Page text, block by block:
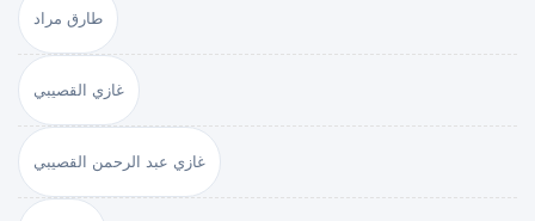
طارق مراد
غازي القصيبي
غازي عبد الرحمن القصيبي